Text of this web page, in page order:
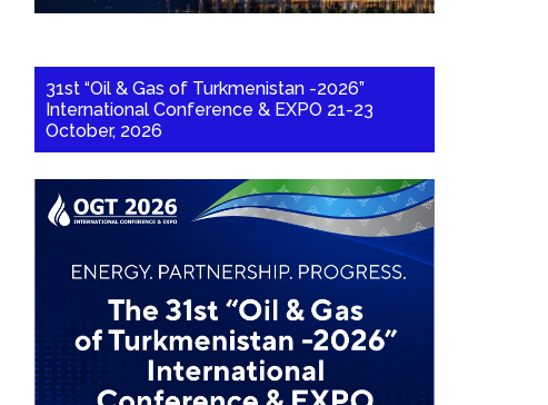
31st “Oil & Gas of Turkmenistan -2026”
International Conference & EXPO 21-23
October, 2026